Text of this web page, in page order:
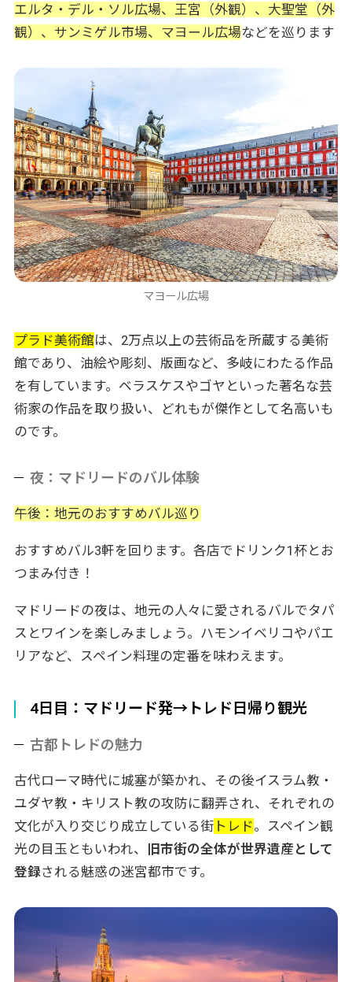
エルタ・デル・ソル広場、王宮（外観）、大聖堂（外
観）、サンミゲル市場、マヨール広場などを巡ります
マヨール広場
プラド美術館は、2万点以上の芸術品を所蔵する美術
館であり、油絵や彫刻、版画など、多岐にわたる作品
を有しています。ベラスケスやゴヤといった著名な芸
術家の作品を取り扱い、どれもが傑作として名高いも
のです。
夜：マドリードのバル体験
午後：地元のおすすめバル巡り
おすすめバル3軒を回ります。各店でドリンク1杯とお
つまみ付き！
マドリードの夜は、地元の人々に愛されるバルでタパ
スとワインを楽しみましょう。ハモンイベリコやパエ
リアなど、スペイン料理の定番を味わえます。
4日目：マドリード発→トレド日帰り観光
古都トレドの魅力
古代ローマ時代に城塞が築かれ、その後イスラム教・
ユダヤ教・キリスト教の攻防に翻弄され、それぞれの
文化が入り交じり成立している街トレド。スペイン観
光の目玉ともいわれ、
旧市街の全体が世界遺産として
登録される魅惑の迷宮都市です。